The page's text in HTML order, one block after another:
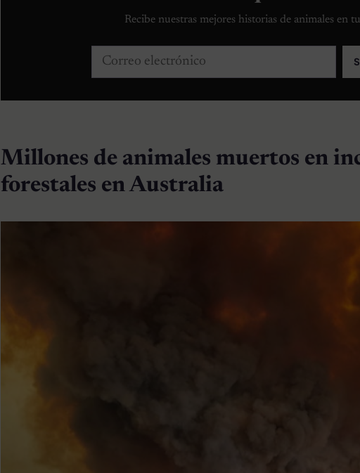
Recibe nuestras mejores historias de animales en
Correo electrónico
Millones de animales muertos en
forestales en Australia